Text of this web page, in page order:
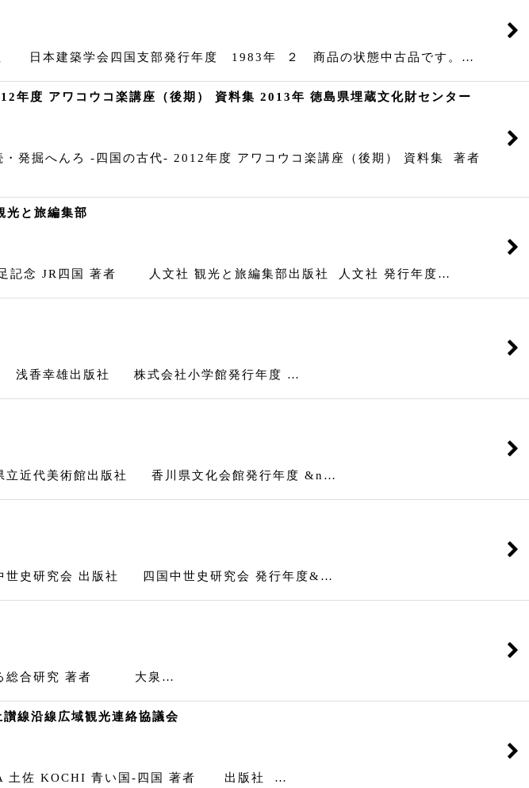
本建築学会四国支部発行年度 1983年 ２ 商品の状態中古品です。…
年度 アワコウコ楽講座（後期） 資料集 2013年 徳島県埋蔵文化財センター
発掘へんろ -四国の古代- 2012年度 アワコウコ楽講座（後期） 資料集 著者
光と旅編集部
記念 JR四国 著者 人文社 観光と旅編集部出版社 人文社 発行年度…
香幸雄出版社 株式会社小学館発行年度 …
代美術館出版社 香川県文化会館発行年度 &n…
研究会 出版社 四国中世史研究会 発行年度&…
る総合研究 著者 大泉…
線沿線広域観光連絡協議会
土佐 KOCHI 青い国-四国 著者 出版社 …